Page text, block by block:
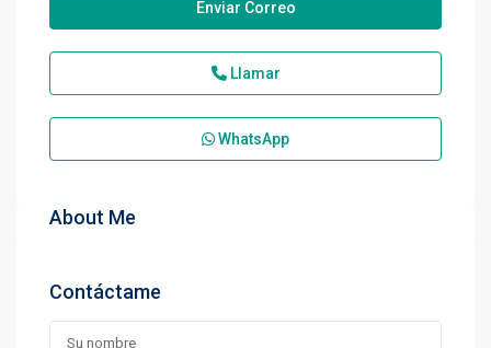
Enviar Correo
Llamar
WhatsApp
About Me
Contáctame